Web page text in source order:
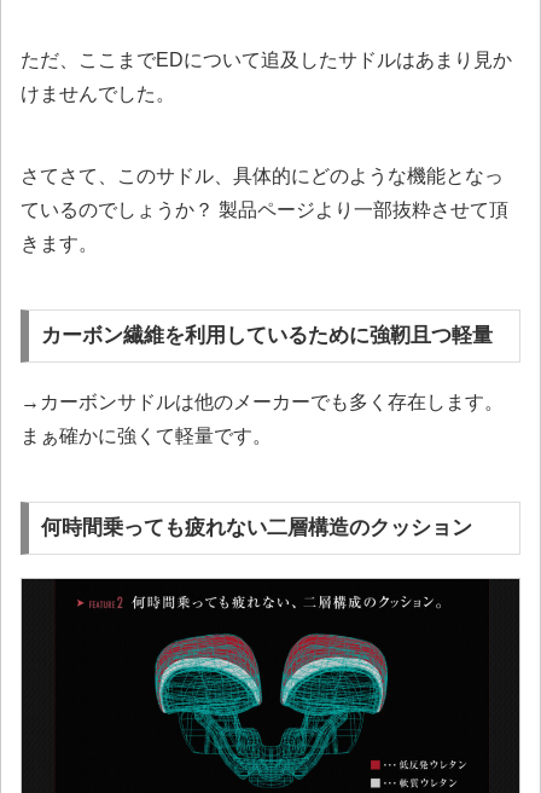
ただ、ここまでEDについて追及したサドルはあまり見か
けませんでした。
さてさて、このサドル、具体的にどのような機能となっ
ているのでしょうか？ 製品ページより一部抜粋させて頂
きます。
カーボン繊維を利用しているために強靭且つ軽量
→カーボンサドルは他のメーカーでも多く存在します。
まぁ確かに強くて軽量です。
何時間乗っても疲れない二層構造のクッション